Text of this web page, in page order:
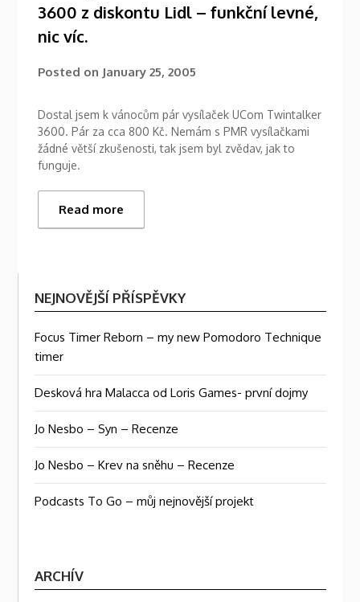
3600 z diskontu Lidl – funkční levné,
nic víc.
Posted on January 25, 2005
Dostal jsem k vánocům pár vysílaček UCom Twintalker
3600. Pár za cca 800 Kč. Nemám s PMR vysílačkami
žádné větší zkušenosti, tak jsem byl zvědav, jak to
funguje.
Read more
NEJNOVĚJŠÍ PŘÍSPĚVKY
Focus Timer Reborn – my new Pomodoro Technique
timer
Desková hra Malacca od Loris Games- první dojmy
Jo Nesbo – Syn – Recenze
Jo Nesbo – Krev na sněhu – Recenze
Podcasts To Go – můj nejnovější projekt
ARCHÍV